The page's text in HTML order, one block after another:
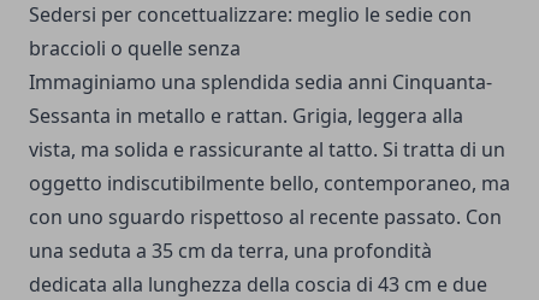
Sedersi per concettualizzare: meglio le sedie con
braccioli o quelle senza
Immaginiamo una splendida sedia anni Cinquanta-
Sessanta in metallo e rattan. Grigia, leggera alla
vista, ma solida e rassicurante al tatto. Si tratta di un
oggetto indiscutibilmente bello, contemporaneo, ma
con uno sguardo rispettoso al recente passato. Con
una seduta a 35 cm da terra, una profondità
dedicata alla lunghezza della coscia di 43 cm e due